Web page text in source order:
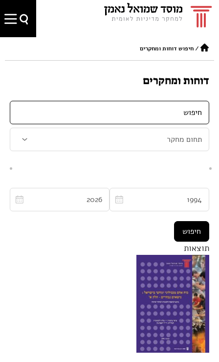
/חיפוש דוחות ומחקרים
דוחות ומחקרים
תוצאות